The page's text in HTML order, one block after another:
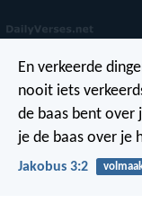
En verkeerde
nooit iets
de baas bent over
je de baas over je
Jakobus 3:2